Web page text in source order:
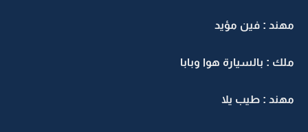
مهند : فين مؤيد
ملك : بالسيارة هوا وبابا
مهند : طيب يلا